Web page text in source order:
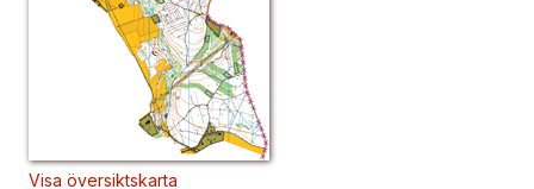
Visa översiktskarta